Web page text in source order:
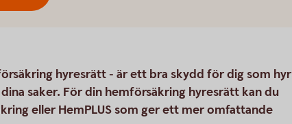
hyresrätt - är ett bra skydd för dig som hyr
saker. För din hemförsäkring hyresrätt kan du
eller HemPLUS som ger ett mer omfattande